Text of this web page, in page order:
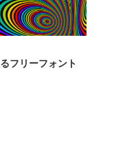
フリーフォント